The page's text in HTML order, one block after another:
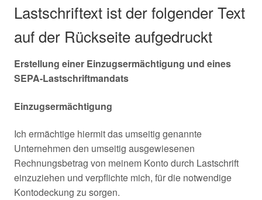
Lastschriftext ist der folgender Text
auf der Rückseite aufgedruckt
Erstellung einer Einzugsermächtigung und eines
SEPA-Lastschriftmandats
Einzugsermächtigung
Ich ermächtige hiermit das umseitig genannte
Unternehmen den umseitig ausgewiesenen
Rechnungsbetrag von meinem Konto durch Lastschrift
einzuziehen und verpflichte mich, für die notwendige
Kontodeckung zu sorgen.